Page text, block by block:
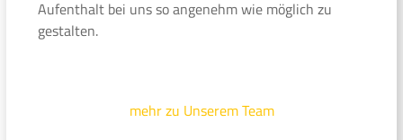
Aufenthalt bei uns so angenehm wie möglich zu
gestalten.
mehr zu Unserem Team